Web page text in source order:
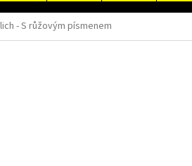
- S růžovým písmenem